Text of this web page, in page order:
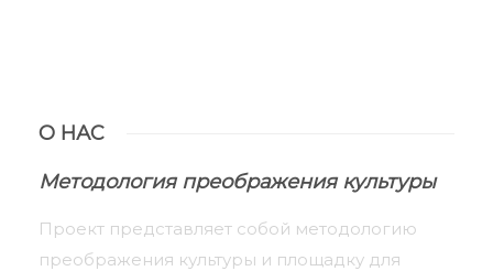
О НАС
Методология преображения культуры
Проект представляет собой методологию
преображения культуры и площадку для